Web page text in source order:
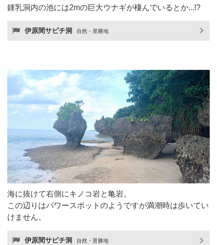
鍾乳洞内の池には2mの巨大ウナギが棲んでいるとか...!?
伊原間サビチ洞 自然・景勝地
海に抜けて右側にキノコ岩と亀岩。
この辺りはパワースポットのようですが満潮時は歩いてい
けません。
伊原間サビチ洞 自然・景勝地